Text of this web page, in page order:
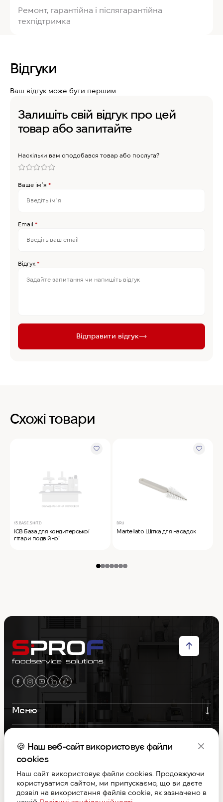
Ремонт, гарантійна і післягарантійна
техпідтримка
Відгуки
Ваш відгук може бути першим
Залишіть свій відгук про цей
товар або запитайте
Наскільки вам сподобався товар або послуга?
Ваше імʼя *
Email *
Відгук *
Відправити відгук
Схожі товари
13.BASE.SHIT.D
ICB База для кондитерської
гітари подвійної
BRU
Martellato Щітка для насадок
Меню
Контакти
Графік роботи
S-PROF © Copyright 2026. Вcі права захищені
Договір публічної оферти
🍪 Наш веб-сайт використовує файли
cookies
Наш сайт використовує файли cookies. Продовжуючи
користуватися сайтом, ми припускаємо, що ви даєте
дозвіл на використання файлів cookie, як зазначено в